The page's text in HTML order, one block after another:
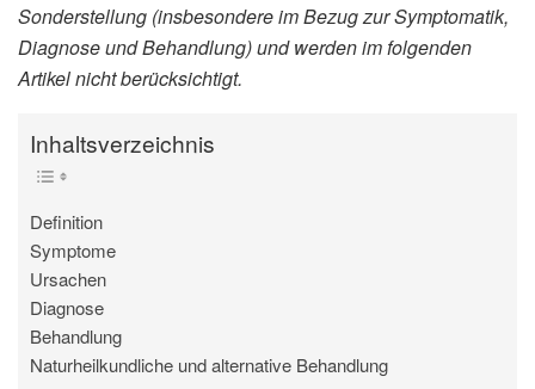
Sonderstellung (insbesondere im Bezug zur Symptomatik,
Diagnose und Behandlung) und werden im folgenden
Artikel nicht berücksichtigt.
Inhaltsverzeichnis
Definition
Symptome
Ursachen
Diagnose
Behandlung
Naturheilkundliche und alternative Behandlung